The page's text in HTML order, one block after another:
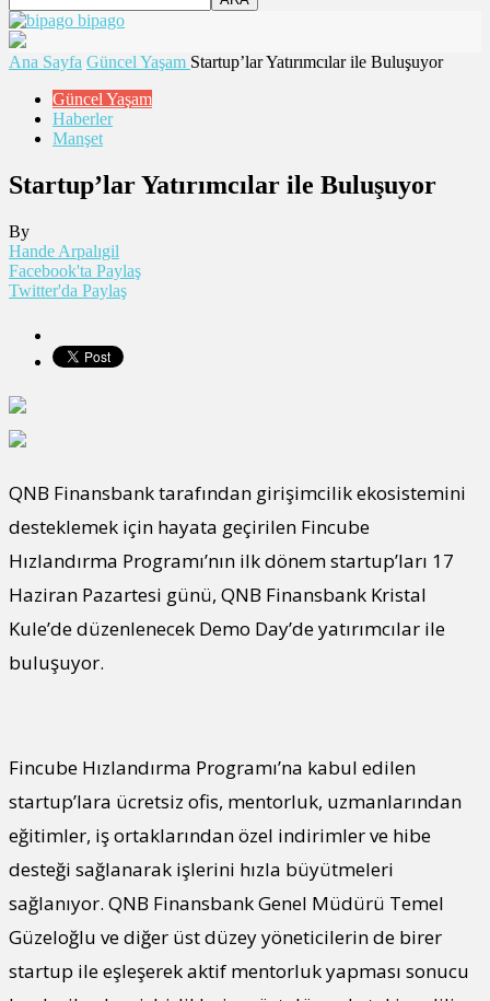
bipago
Ana Sayfa Güncel Yaşam Startup’lar Yatırımcılar ile Buluşuyor
Güncel Yaşam
Haberler
Manşet
Startup’lar Yatırımcılar ile Buluşuyor
By
Hande Arpalıgil
Facebook'ta Paylaş
Twitter'da Paylaş
QNB Finansbank tarafından girişimcilik ekosistemini
desteklemek için hayata geçirilen Fincube
Hızlandırma Programı’nın ilk dönem startup’ları 17
Haziran Pazartesi günü, QNB Finansbank Kristal
Kule’de düzenlenecek Demo Day’de yatırımcılar ile
buluşuyor.
Fincube Hızlandırma Programı’na kabul edilen
startup’lara ücretsiz ofis, mentorluk, uzmanlarından
eğitimler, iş ortaklarından özel indirimler ve hibe
desteği sağlanarak işlerini hızla büyütmeleri
sağlanıyor. QNB Finansbank Genel Müdürü Temel
Güzeloğlu ve diğer üst düzey yöneticilerin de birer
startup ile eşleşerek aktif mentorluk yapması sonucu